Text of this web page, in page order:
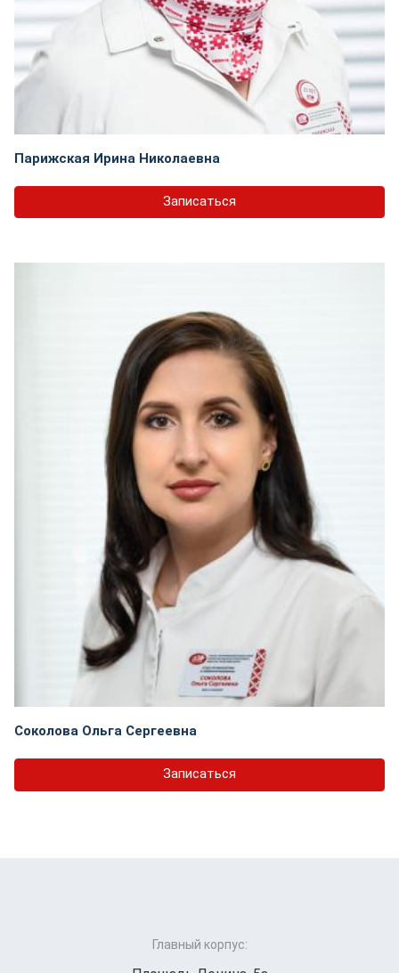
Парижская Ирина Николаевна
Записаться
Соколова Ольга Сергеевна
Записаться
Главный корпус: